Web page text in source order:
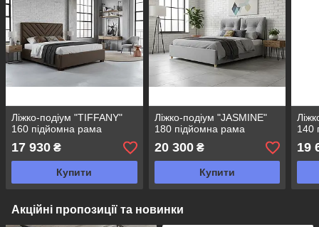
Ліжко-подіум "TIFFANY"
160 підйомна рама
17 930 ₴
Купити
Ліжко-подіум "JASMINE"
180 підйомна рама
20 300₴
Купити
140
19
Акційні пропозиції та новинки